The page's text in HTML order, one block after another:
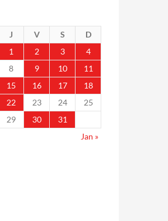
J V S
D
1
2 3
4
8 9 10
11
15 16 17
18
22 23 24
25
29 30
31
Jan »